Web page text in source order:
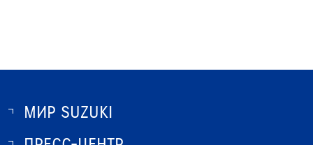
МИР SUZUKI
О SUZUKI